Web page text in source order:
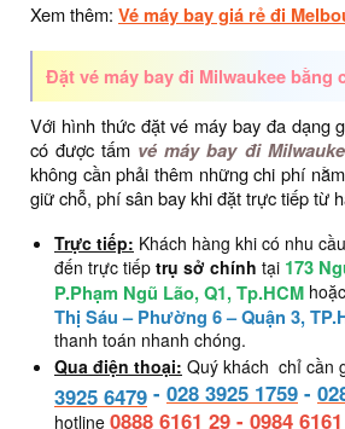
Xem thêm: Vé máy bay giá rẻ đi
Đặt vé máy bay đi Milwaukee bằng
Với hình thức đặt vé máy bay đa dạng
có được tấm vé máy bay đi
không cần phải thêm những chi phí
giữ chỗ, phí sân bay khi đặt trực tiếp từ
Trực tiếp: Khách hàng khi có nhu
đến trực tiếp trụ sở chính tại 173
P.Phạm Ngũ Lão, Q1, Tp.HCM hoặc
Thị Sáu – Phường 6 – Quận 3,
thanh toán nhanh chóng.
Qua điện thoại: Quý khách chỉ cần
3925 6479 - 028 3925 1759 -
hotline 0888 6161 29 - 0984